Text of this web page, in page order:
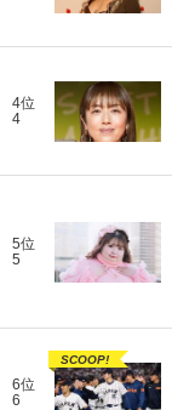
4位
4
5位
5
6位
6
SCOOP!